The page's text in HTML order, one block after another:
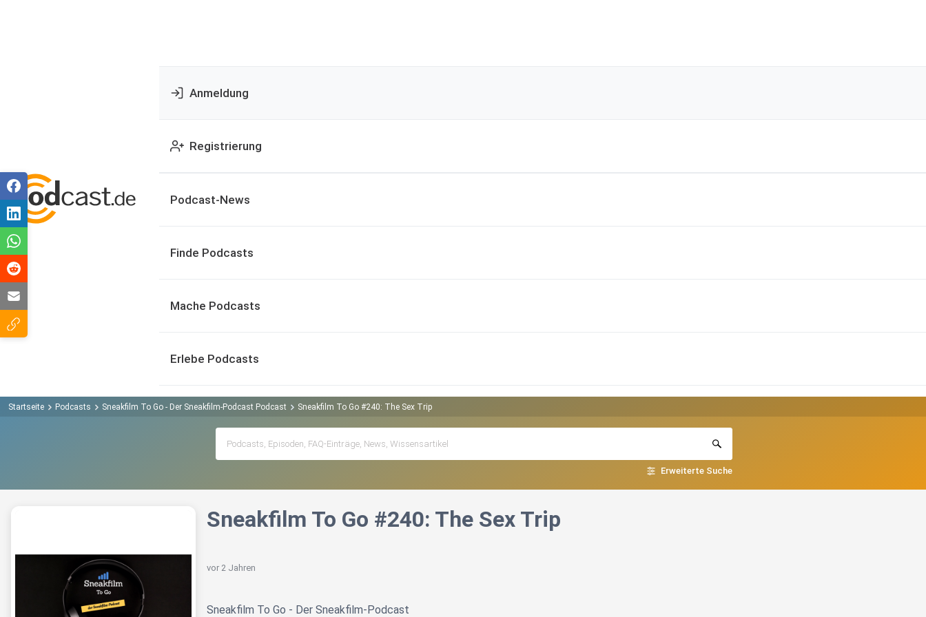
Anmeldung
Registrierung
Podcast-News
Finde Podcasts
Mache Podcasts
Erlebe Podcasts
Startseite Podcasts Sneakfilm To Go - Der Sneakfilm-Podcast Podcast Sneakfilm To Go #240: The Sex Trip
Erweiterte Suche
Sneakfilm To Go #240: The Sex Trip
vor 2 Jahren
Sneakfilm To Go - Der Sneakfilm-Podcast